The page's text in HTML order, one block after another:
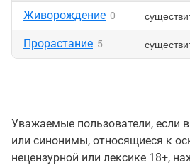
Живорождение 0
Прорастание 5
Уважаемые пользователи, если
или синонимы, относящиеся к
нецензурной или лексике 18+,